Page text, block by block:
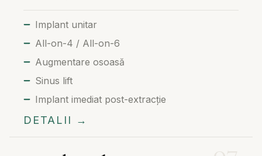
Implant unitar
All-on-4 / All-on-6
Augmentare osoasă
Sinus lift
Implant imediat post-extracție
DETALII →